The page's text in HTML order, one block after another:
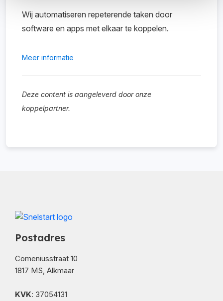
Wij automatiseren repeterende taken door
software en apps met elkaar te koppelen.
Meer informatie
Deze content is aangeleverd door onze
koppelpartner.
Postadres
Comeniusstraat 10
1817 MS, Alkmaar
KVK: 37054131